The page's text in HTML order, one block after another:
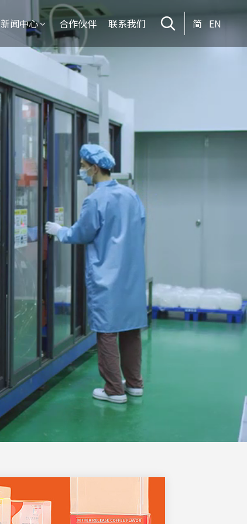
新闻中心 合作伙伴 联系我们 简 EN